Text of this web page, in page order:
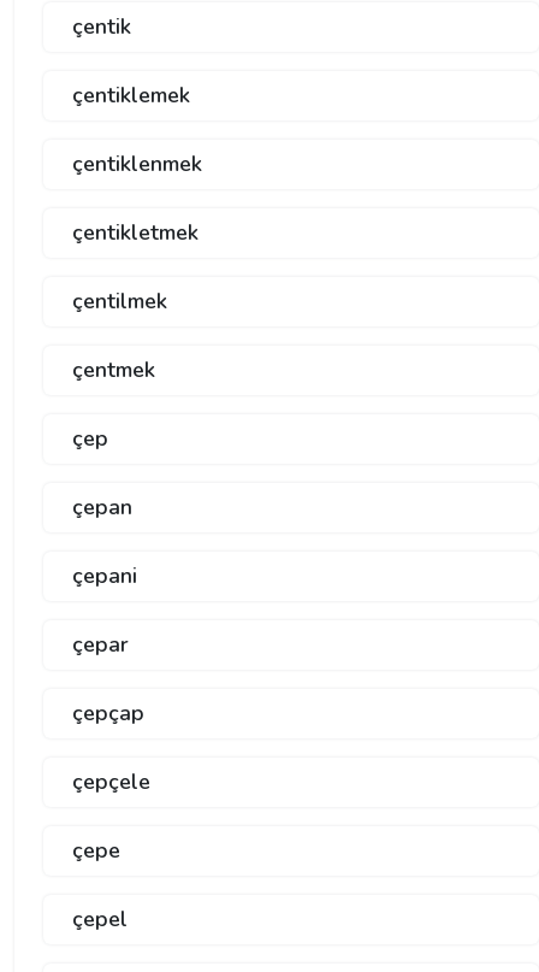
çentik
çentiklemek
çentiklenmek
çentikletmek
çentilmek
çentmek
çep
çepan
çepani
çepar
çepçap
çepçele
çepe
çepel